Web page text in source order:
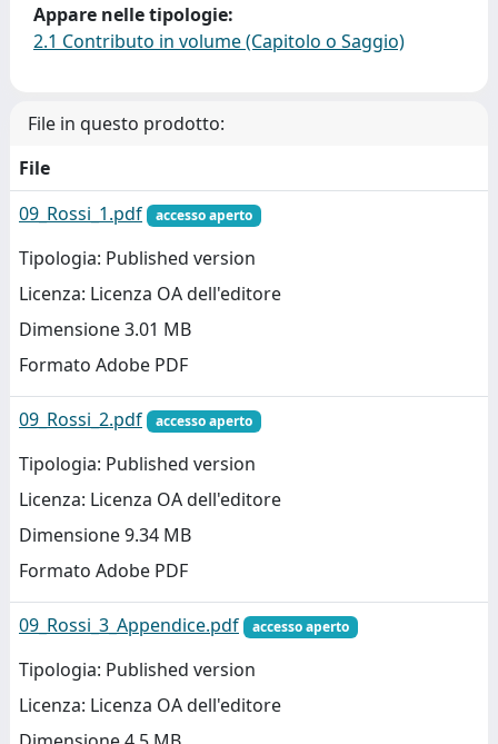
Appare nelle tipologie:
2.1 Contributo in volume (Capitolo o Saggio)
File in questo prodotto:
File
09_Rossi_1.pdf
accesso aperto
Tipologia: Published version
Licenza: Licenza OA dell'editore
Dimensione 3.01 MB
Formato Adobe PDF
09_Rossi_2.pdf accesso aperto
Tipologia: Published version
Licenza: Licenza OA dell'editore
Dimensione 9.34 MB
Formato Adobe PDF
09_Rossi_3_Appendice.pdf accesso aperto
Tipologia: Published version
Licenza: Licenza OA dell'editore